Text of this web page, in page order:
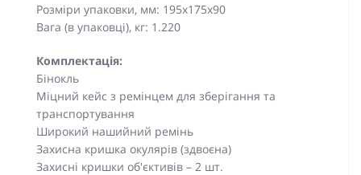
Розміри упаковки, мм: 195х175х90
Вага (в упаковці), кг: 1.220
Комплектація:
Бінокль
Міцний кейс з ремінцем для зберігання та
транспортування
Широкий нашийний ремінь
Захисна кришка окулярів (здвоєна)
Захисні кришки об'єктивів – 2 шт.